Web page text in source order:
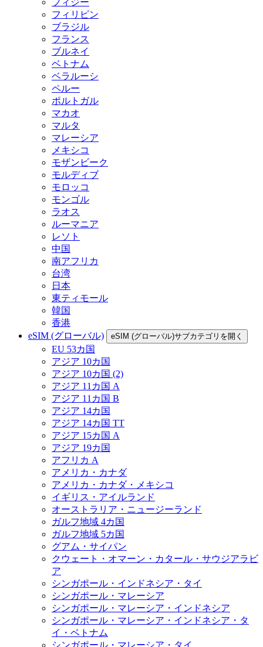
フィリピン
ブラジル
フランス
ブルネイ
ベトナム
ベラルーシ
ペルー
ポルトガル
マカオ
マルタ
マレーシア
メキシコ
モザンビーク
モルディブ
モロッコ
モンゴル
ラオス
ルーマニア
レソト
中国
南アフリカ
台湾
日本
東ティモール
韓国
香港
eSIM (グローバル)
eSIM (グローバル)サブカテゴリを開く
EU 53カ国
アジア 10カ国
アジア 10カ国 (2)
アジア 11カ国 A
アジア 11カ国 B
アジア 14カ国
アジア 14カ国 TT
アジア 15カ国 A
アジア 19カ国
アフリカ A
アメリカ・カナダ
アメリカ・カナダ・メキシコ
イギリス・アイルランド
オーストラリア・ニュージーランド
ガルフ地域 4カ国
ガルフ地域 5カ国
グアム・サイパン
クウェート・オマーン・カタール・サウジアラビ
ア
シンガポール・インドネシア・タイ
シンガポール・マレーシア
シンガポール・マレーシア・インドネシア
シンガポール・マレーシア・インドネシア・タ
イ・ベトナム
シンガポール・マレーシア・タイ